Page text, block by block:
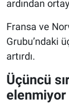
ardından
Fransa ve
Grubu’ndaki
artırdı.
Üçüncü
elenmiyor